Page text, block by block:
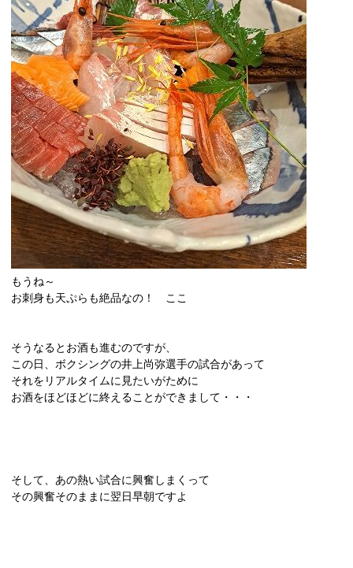
もうね～
お刺身も天ぷらも絶品なの！ ここ
そうなるとお酒も進むのですが、
この日、ボクシングの井上尚弥選手の試合があって
それをリアルタイムに見たいがために
お酒をほどほどに終えることができまして・・・
そして、あの熱い試合に興奮しまくって
その興奮そのままに翌日早朝ですよ